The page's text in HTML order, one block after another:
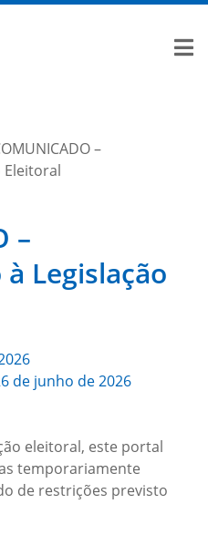
–
Eleitoral
–
Legislação
de junho de 2026
eleitoral, este portal
temporariamente
de restrições previsto